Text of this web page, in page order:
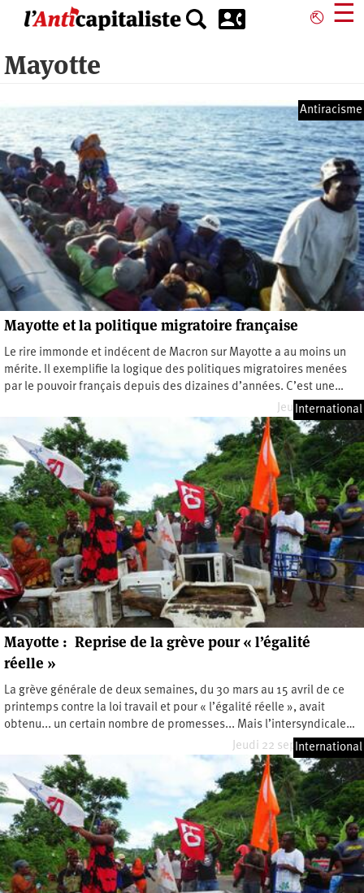
principal
⎋ ☰
Mayotte
Antiracisme
Mayotte et la politique migratoire française
Le rire immonde et indécent de Macron sur Mayotte a au moins un
mérite. Il exemplifie la logique des politiques migratoires menées
par le pouvoir français depuis des dizaines d’années. C’est une…
Jeudi 8 juin 2017
International
Mayotte : Reprise de la grève pour « l’égalité
réelle »
La grève générale de deux semaines, du 30 mars au 15 avril de ce
printemps contre la loi travail et pour « l’égalité réelle », avait
obtenu... un certain nombre de promesses... Mais l’intersyndicale…
Jeudi 22 septembre 2016
International